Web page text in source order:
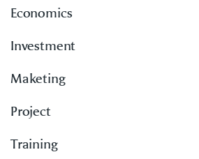
Economics
Investment
Maketing
Project
Training